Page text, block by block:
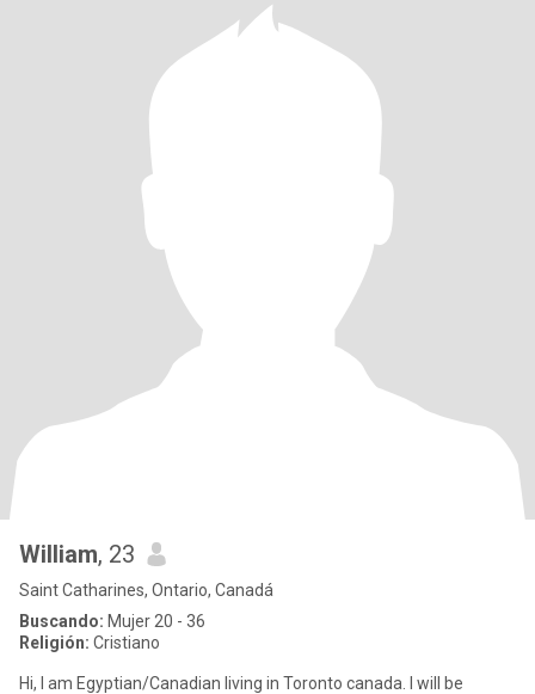
William, 23
Saint Catharines, Ontario, Canadá
Buscando: Mujer 20 - 36
Religión: Cristiano
Hi, I am Egyptian/Canadian living in Toronto canada. I will be